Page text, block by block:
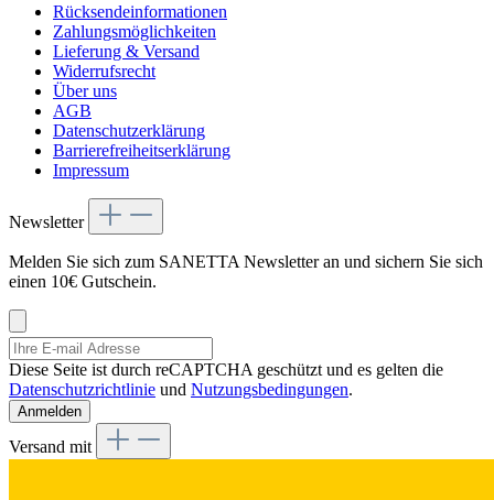
Rücksendeinformationen
Zahlungsmöglichkeiten
Lieferung & Versand
Widerrufsrecht
Über uns
AGB
Datenschutzerklärung
Barrierefreiheitserklärung
Impressum
Newsletter
Melden Sie sich zum SANETTA Newsletter an und sichern Sie sich
einen 10€ Gutschein.
Diese Seite ist durch reCAPTCHA geschützt und es gelten die
Datenschutzrichtlinie und Nutzungsbedingungen.
Anmelden
Versand mit